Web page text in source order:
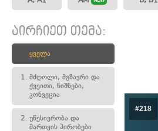
აირჩიეთ თემა:
ყველა
1. მძღოლი, მგზავრი და
ქვეითი, ნიშნები,
კონვეცია
2. უწესივრობა და
მართვის პირობები
#218